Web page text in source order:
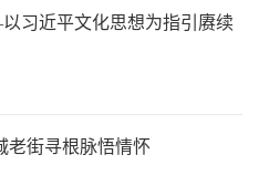
习近平文化思想为指引赓续
老街寻根脉悟情怀